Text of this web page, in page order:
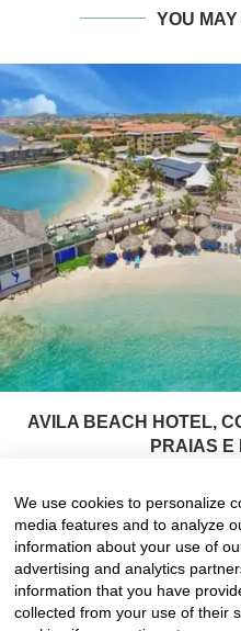
YOU
AVILA BEACH HOTEL,
PRAIAS E
We use cookies to personalize
media features and to analyze
information about your use of
advertising and analytics
information that you have
collected from your use of their